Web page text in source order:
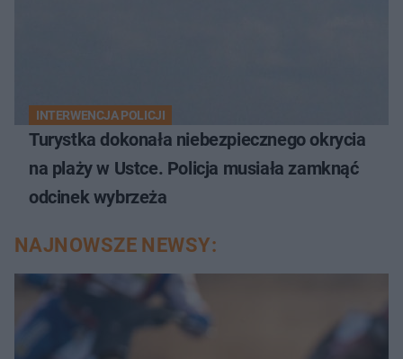
INTERWENCJA POLICJI
Turystka dokonała niebezpiecznego okrycia
na plaży w Ustce. Policja musiała zamknąć
odcinek wybrzeża
NAJNOWSZE NEWSY: